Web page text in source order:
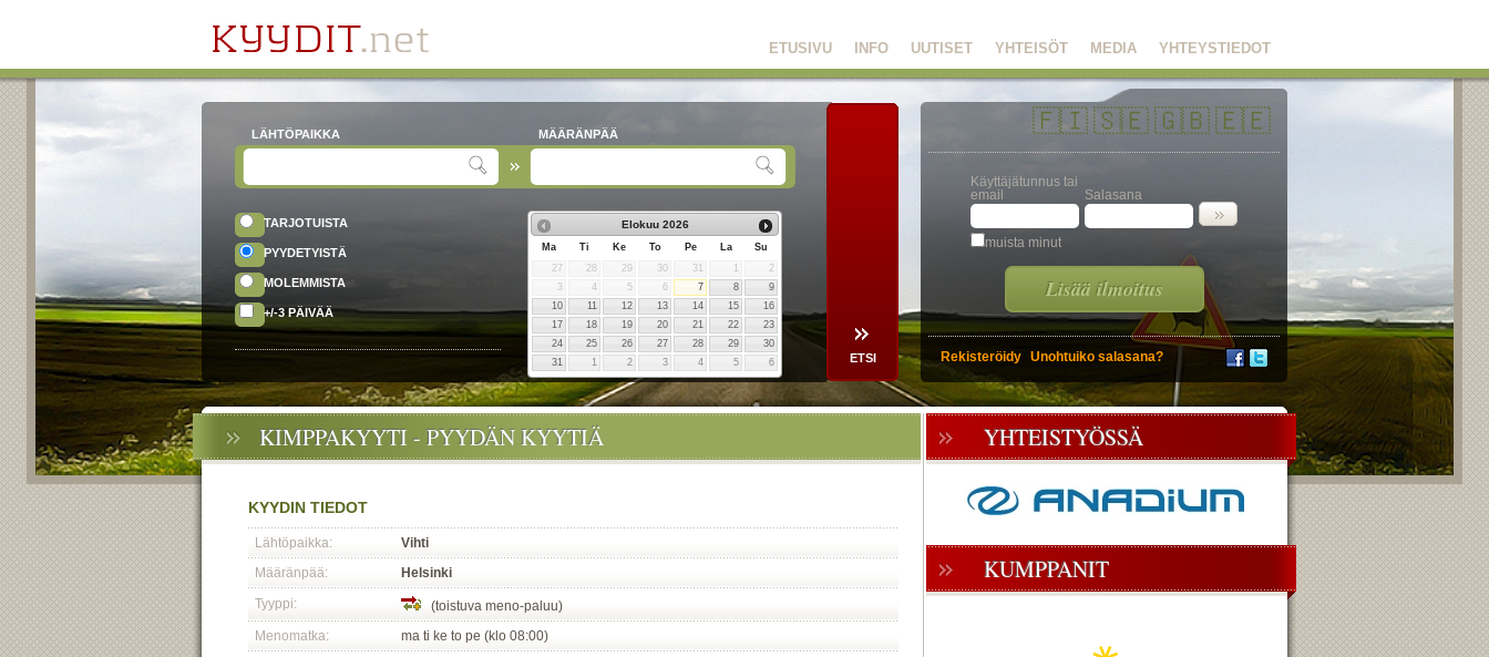
YHTEYSTIEDOT
MEDIA
YHTEISÖT
UUTISET
INFO
ETUSIVU
LÄHTÖPAIKKA MÄÄRÄNPÄÄ
TARJOTUISTA
PYYDETYISTÄ
MOLEMMISTA
+/-3 PÄIVÄÄ
Elokuu 2026
Ma Ti Ke To Pe La
Su
27
28 29 30 31
2
3
4 5 6 7 8
9
10
11 12 13 14 15
16
17
18 19 20 21 22
23
24
25 26 27 28 29
30
31
1 2 3 4 5 6
🇫🇮🇸🇪🇬🇧🇪🇪
Käyttäjätunnus tai
email
Salasana
muista minut
Lisää ilmoitus
Rekisteröidy Unohtuiko salasana?
KIMPPAKYYTI - PYYDÄN KYYTIÄ
KYYDIN TIEDOT
Lähtöpaikka:
Vihti
Määränpää:
Helsinki
Tyyppi:
(toistuva meno-paluu)
Menomatka:
ma ti ke to pe (klo 08:00)
YHTEISTYÖSSÄ
KUMPPANIT